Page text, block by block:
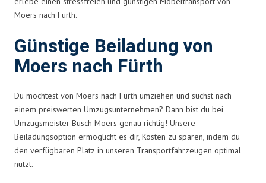
Moers nach Fürth.
Günstige Beiladung von
Moers nach Fürth
Du möchtest von Moers nach Fürth umziehen und suchst nach
einem preiswerten Umzugsunternehmen? Dann bist du bei
Umzugsmeister Busch Moers genau richtig! Unsere
Beiladungsoption ermöglicht es dir, Kosten zu sparen, indem du
den verfügbaren Platz in unseren Transportfahrzeugen optimal
nutzt.